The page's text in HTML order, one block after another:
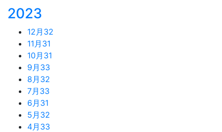
2023
12月 32
11月 31
10月 31
9月 33
8月 32
7月 33
6月 31
5月 32
4月 33